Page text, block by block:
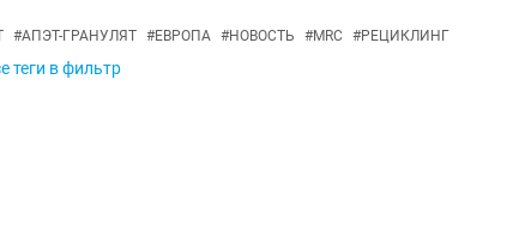
#АПЭТ-ГРАНУЛЯТ #ЕВРОПА #НОВОСТЬ #MRC #РЕЦИКЛИНГ
теги в фильтр